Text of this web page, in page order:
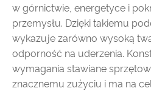
w górnictwie, energetyce i
przemysłu. Dzięki takiemu
wykazuje zarówno wysoką
odporność na uderzenia.
wymagania stawiane
znacznemu zużyciu i ma na